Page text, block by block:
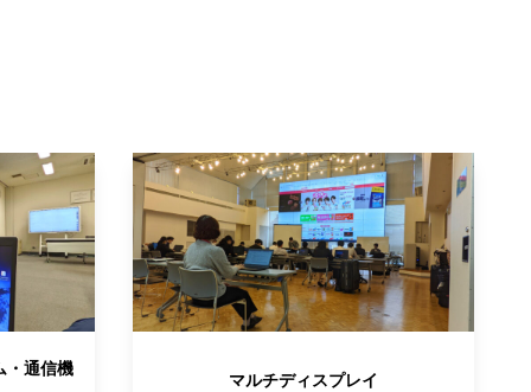
・通信機 マルチディスプレイ